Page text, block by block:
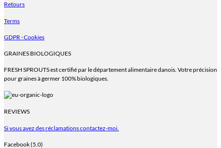
Retours
Terms
GDPR · Cookies
GRAINES BIOLOGIQUES
FRESH SPROUTS est certifié par le département alimentaire danois. Votre précision
pour graines à germer 100% biologiques.
REVIEWS
Si vous avez des réclamations contactez-moi.
Facebook (5.0)